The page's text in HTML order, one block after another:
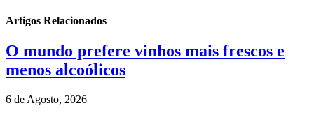
Artigos Relacionados
O mundo prefere vinhos mais frescos e
menos alcoólicos
6 de Agosto, 2026